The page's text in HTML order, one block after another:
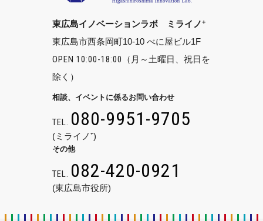
東広島イノベーションラボ ミライノ+
東広島市西条岡町10-10 べに屋ビル1F
OPEN 10:00-18:00
（月～土曜日、祝日を
除く）
相談、イベントに係るお問い合わせ
TEL. 080-9951-9705
(ミライノ⁺)
その他
TEL. 082-420-0921
(東広島市役所)